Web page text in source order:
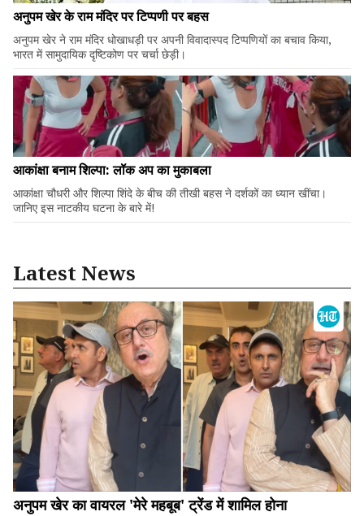
अनुपम खेर के राम मंदिर पर टिप्पणी पर बहस
अनुपम खेर ने राम मंदिर धोखाधड़ी पर अपनी विवादास्पद टिप्पणियों का बचाव किया,
भारत में सामुदायिक दृष्टिकोण पर चर्चा छेड़ी।
आकांक्षा बनाम शिल्पा: लॉक अप का मुकाबला
आकांक्षा चौधरी और शिल्पा शिंदे के बीच की तीखी बहस ने दर्शकों का ध्यान खींचा।
जानिए इस नाटकीय घटना के बारे में!
Latest News
अनुपम खेर का वायरल 'मेरे महबूब' ट्रेंड में शामिल होना